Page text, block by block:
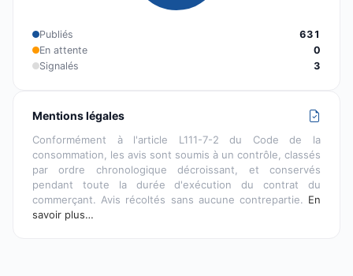
Publiés
631
En attente
0
Signalés
3
Mentions légales
Conformément à l'article L111-7-2 du Code de la
consommation, les avis sont soumis à un contrôle, classés
par ordre chronologique décroissant, et conservés
pendant toute la durée d'exécution du contrat du
commerçant. Avis récoltés sans aucune contrepartie. En
savoir plus…